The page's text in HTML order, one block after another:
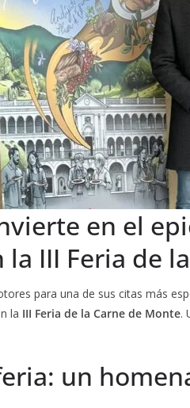
en el
III Feria de
para una de sus citas más
la III Feria de la Carne de Monte.
un